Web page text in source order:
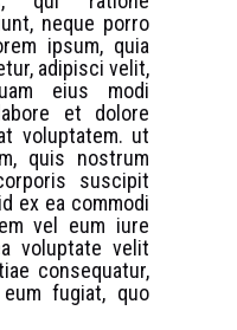
neque porro
ipsum, quia
adipisci velit,
eius modi
et dolore
voluptatem. ut
quis nostrum
suscipit
ex ea commodi
vel eum iure
voluptate velit
consequatur,
fugiat, quo